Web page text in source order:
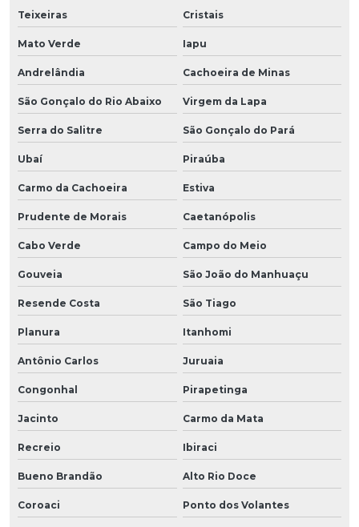
Teixeiras Cristais
Mato Verde Iapu
Andrelândia Cachoeira de Minas
São Gonçalo do Rio Abaixo Virgem da Lapa
Serra do Salitre São Gonçalo do Pará
Ubaí Piraúba
Carmo da Cachoeira Estiva
Prudente de Morais Caetanópolis
Cabo Verde Campo do Meio
Gouveia São João do Manhuaçu
Resende Costa São Tiago
Planura Itanhomi
Antônio Carlos Juruaia
Congonhal Pirapetinga
Jacinto Carmo da Mata
Recreio Ibiraci
Bueno Brandão Alto Rio Doce
Coroaci Ponto dos Volantes